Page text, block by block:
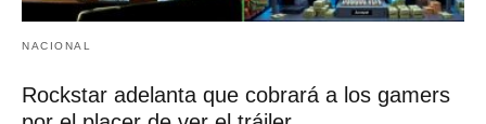
NACIONAL
Rockstar adelanta que cobrará a los gamers